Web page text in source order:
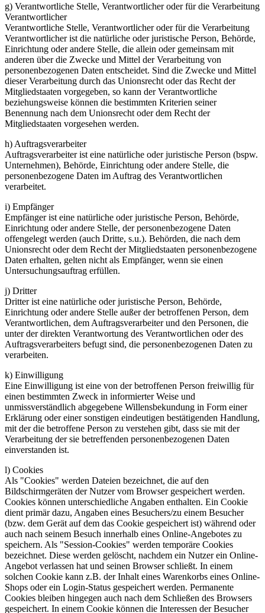
g) Verantwortliche Stelle, Verantwortlicher oder für die Verarbeitung
Verantwortlicher
Verantwortliche Stelle, Verantwortlicher oder für die Verarbeitung
Verantwortlicher ist die natürliche oder juristische Person, Behörde,
Einrichtung oder andere Stelle, die allein oder gemeinsam mit
anderen über die Zwecke und Mittel der Verarbeitung von
personenbezogenen Daten entscheidet. Sind die Zwecke und Mittel
dieser Verarbeitung durch das Unionsrecht oder das Recht der
Mitgliedstaaten vorgegeben, so kann der Verantwortliche
beziehungsweise können die bestimmten Kriterien seiner
Benennung nach dem Unionsrecht oder dem Recht der
Mitgliedstaaten vorgesehen werden.
h) Auftragsverarbeiter
Auftragsverarbeiter ist eine natürliche oder juristische Person (bspw.
Unternehmen), Behörde, Einrichtung oder andere Stelle, die
personenbezogene Daten im Auftrag des Verantwortlichen
verarbeitet.
i) Empfänger
Empfänger ist eine natürliche oder juristische Person, Behörde,
Einrichtung oder andere Stelle, der personenbezogene Daten
offengelegt werden (auch Dritte, s.u.). Behörden, die nach dem
Unionsrecht oder dem Recht der Mitgliedstaaten personenbezogene
Daten erhalten, gelten nicht als Empfänger, wenn sie einen
Untersuchungsauftrag erfüllen.
j) Dritter
Dritter ist eine natürliche oder juristische Person, Behörde,
Einrichtung oder andere Stelle außer der betroffenen Person, dem
Verantwortlichen, dem Auftragsverarbeiter und den Personen, die
unter der direkten Verantwortung des Verantwortlichen oder des
Auftragsverarbeiters befugt sind, die personenbezogenen Daten zu
verarbeiten.
k) Einwilligung
Eine Einwilligung ist eine von der betroffenen Person freiwillig für
einen bestimmten Zweck in informierter Weise und
unmissverständlich abgegebene Willensbekundung in Form einer
Erklärung oder einer sonstigen eindeutigen bestätigenden Handlung,
mit der die betroffene Person zu verstehen gibt, dass sie mit der
Verarbeitung der sie betreffenden personenbezogenen Daten
einverstanden ist.
l) Cookies
Als "Cookies" werden Dateien bezeichnet, die auf den
Bildschirmgeräten der Nutzer vom Browser gespeichert werden.
Cookies können unterschiedliche Angaben enthalten. Ein Cookie
dient primär dazu, Angaben eines Besuchers/zu einem Besucher
(bzw. dem Gerät auf dem das Cookie gespeichert ist) während oder
auch nach seinem Besuch innerhalb eines Online-Angebotes zu
speichern. Als "Session-Cookies" werden temporäre Cookies
bezeichnet. Diese werden gelöscht, nachdem ein Nutzer ein Online-
Angebot verlassen hat und seinen Browser schließt. In einem
solchen Cookie kann z.B. der Inhalt eines Warenkorbs eines Online-
Shops oder ein Login-Status gespeichert werden. Permanente
Cookies bleiben hingegen auch nach dem Schließen des Browsers
gespeichert. In einem Cookie können die Interessen der Besucher